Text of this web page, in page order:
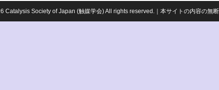
Catalysis Society of Japan (触媒学会) All rights reserved.｜本サイトの内容の無